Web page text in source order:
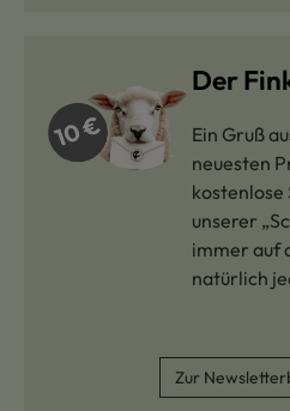
Der
Ein Gruß
neuesten
unserer
immer auf
natürlich
Zur